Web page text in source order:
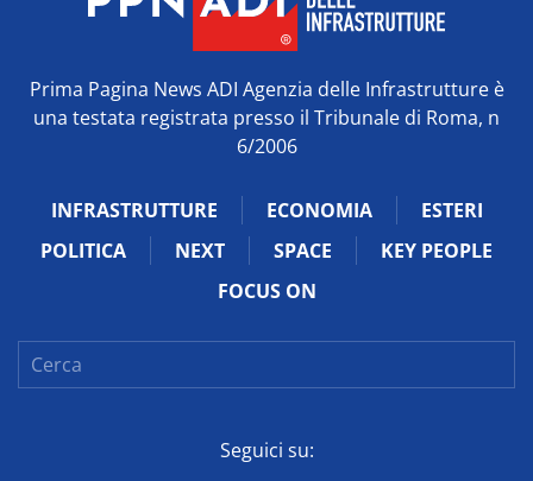
Prima Pagina News ADI Agenzia delle Infrastrutture è
una testata registrata presso il Tribunale di Roma, n
6/2006
INFRASTRUTTURE ECONOMIA
ESTERI
POLITICA
NEXT SPACE
KEY PEOPLE
FOCUS ON
Seguici su: